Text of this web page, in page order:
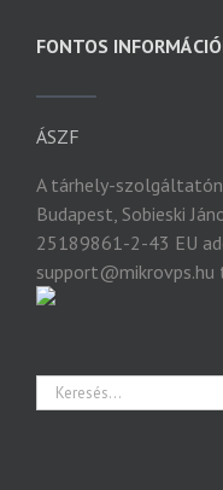
FONTOS
ÁSZF
A tárhely-
Budapest, Sobieski
25189861-2-43 EU